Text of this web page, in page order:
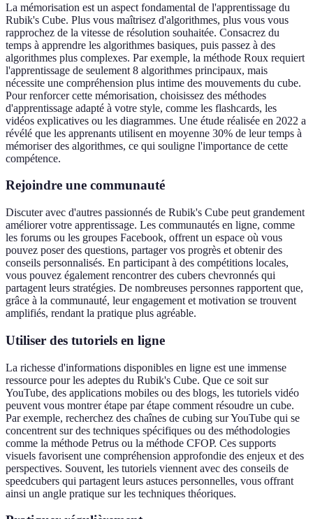
La mémorisation est un aspect fondamental de l'apprentissage du
Rubik's Cube. Plus vous maîtrisez d'algorithmes, plus vous vous
rapprochez de la vitesse de résolution souhaitée. Consacrez du
temps à apprendre les algorithmes basiques, puis passez à des
algorithmes plus complexes. Par exemple, la méthode Roux requiert
l'apprentissage de seulement 8 algorithmes principaux, mais
nécessite une compréhension plus intime des mouvements du cube.
Pour renforcer cette mémorisation, choisissez des méthodes
d'apprentissage adapté à votre style, comme les flashcards, les
vidéos explicatives ou les diagrammes. Une étude réalisée en 2022 a
révélé que les apprenants utilisent en moyenne 30% de leur temps à
mémoriser des algorithmes, ce qui souligne l'importance de cette
compétence.
Rejoindre une communauté
Discuter avec d'autres passionnés de Rubik's Cube peut grandement
améliorer votre apprentissage. Les communautés en ligne, comme
les forums ou les groupes Facebook, offrent un espace où vous
pouvez poser des questions, partager vos progrès et obtenir des
conseils personnalisés. En participant à des compétitions locales,
vous pouvez également rencontrer des cubers chevronnés qui
partagent leurs stratégies. De nombreuses personnes rapportent que,
grâce à la communauté, leur engagement et motivation se trouvent
amplifiés, rendant la pratique plus agréable.
Utiliser des tutoriels en ligne
La richesse d'informations disponibles en ligne est une immense
ressource pour les adeptes du Rubik's Cube. Que ce soit sur
YouTube, des applications mobiles ou des blogs, les tutoriels vidéo
peuvent vous montrer étape par étape comment résoudre un cube.
Par exemple, recherchez des chaînes de cubing sur YouTube qui se
concentrent sur des techniques spécifiques ou des méthodologies
comme la méthode Petrus ou la méthode CFOP. Ces supports
visuels favorisent une compréhension approfondie des enjeux et des
perspectives. Souvent, les tutoriels viennent avec des conseils de
speedcubers qui partagent leurs astuces personnelles, vous offrant
ainsi un angle pratique sur les techniques théoriques.